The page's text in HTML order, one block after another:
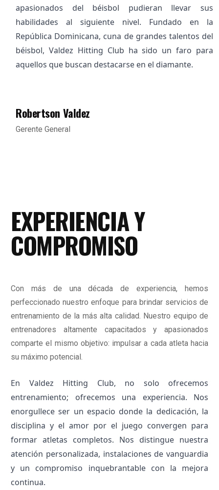
apasionados del béisbol pudieran llevar sus
habilidades al siguiente nivel. Fundado en la
República Dominicana, cuna de grandes talentos del
béisbol, Valdez Hitting Club ha sido un faro para
aquellos que buscan destacarse en el diamante.
Robertson Valdez
Gerente General
EXPERIENCIA Y
COMPROMISO
Con más de una década de experiencia, hemos
perfeccionado nuestro enfoque para brindar servicios de
entrenamiento de la más alta calidad. Nuestro equipo de
entrenadores altamente capacitados y apasionados
comparte el mismo objetivo: impulsar a cada atleta hacia
su máximo potencial.
En Valdez Hitting Club, no solo ofrecemos
entrenamiento; ofrecemos una experiencia. Nos
enorgullece ser un espacio donde la dedicación, la
disciplina y el amor por el juego convergen para
formar atletas completos. Nos distingue nuestra
atención personalizada, instalaciones de vanguardia
y un compromiso inquebrantable con la mejora
continua.